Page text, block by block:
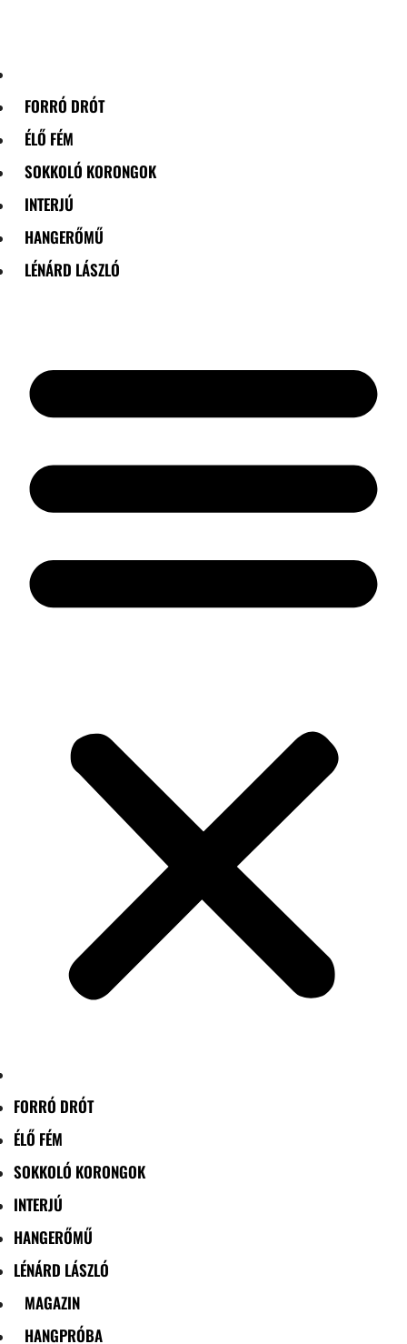
FORRÓ DRÓT
ÉLŐ FÉM
SOKKOLÓ KORONGOK
INTERJÚ
HANGERŐMŰ
LÉNÁRD LÁSZLÓ
FORRÓ DRÓT
ÉLŐ FÉM
SOKKOLÓ KORONGOK
INTERJÚ
HANGERŐMŰ
LÉNÁRD LÁSZLÓ
MAGAZIN
HANGPRÓBA